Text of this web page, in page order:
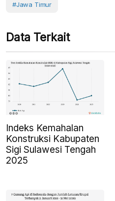
#Jawa Timur
Data Terkait
Indeks Kemahalan
Konstruksi Kabupaten
Sigi Sulawesi Tengah
2025